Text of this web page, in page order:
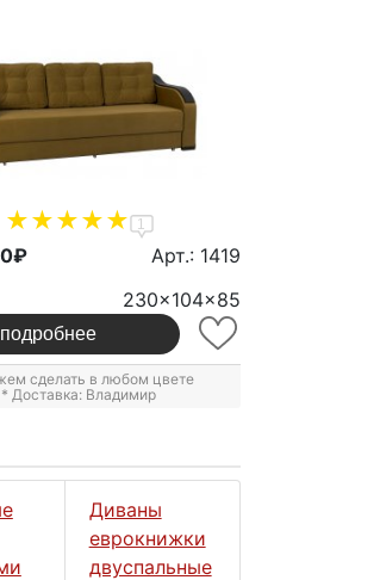
1
Арт.: 1419
230x104x85
подробнее
сделать в любом цвете
* Доставка: Владимир
Диваны
еврокнижки
двуспальные